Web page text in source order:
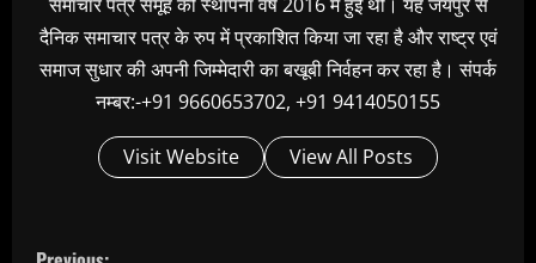
दैनिक समाचार पत्र के रुप में प्रकाशित किया जा रहा है और राष्ट्र एवं
समाज सुधार की अपनी जिम्मेदारी का बखूबी निर्वहन कर रहा है। संपर्क
नम्बर:-+91 9660653702, +91 9414050155
Visit Website View All Posts
C